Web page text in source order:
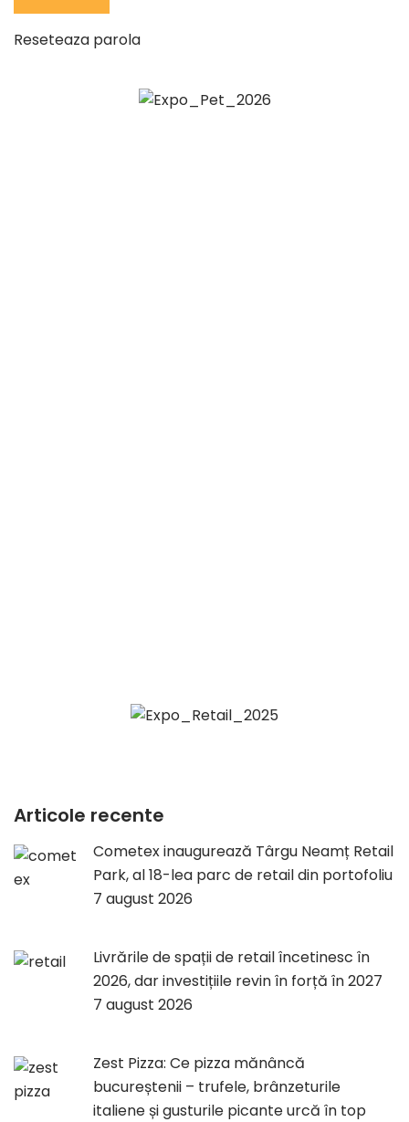
Reseteaza parola
Articole recente
Cometex inaugurează Târgu Neamț Retail
Park, al 18-lea parc de retail din portofoliu
7 august 2026
Livrările de spații de retail încetinesc în
2026, dar investițiile revin în forță în 2027
7 august 2026
Zest Pizza: Ce pizza mănâncă
bucureștenii – trufele, brânzeturile
italiene și gusturile picante urcă în top